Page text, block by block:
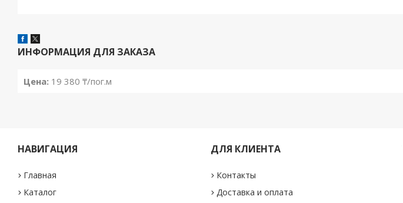
ИНФОРМАЦИЯ ДЛЯ ЗАКАЗА
Цена: 19 380 ₸/пог.м
НАВИГАЦИЯ
Главная
Каталог
ДЛЯ КЛИЕНТА
Контакты
Доставка и оплата